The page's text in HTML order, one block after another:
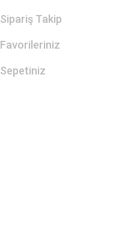
Sipariş Takip
Favorileriniz
Sepetiniz